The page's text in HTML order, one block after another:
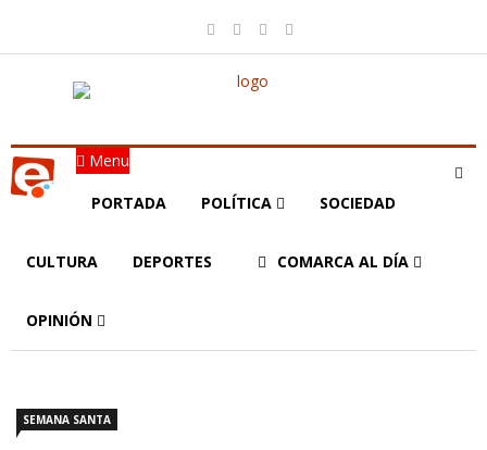
Menu
PORTADA POLÍTICA SOCIEDAD
CULTURA DEPORTES COMARCA AL DÍA
OPINIÓN
SEMANA SANTA